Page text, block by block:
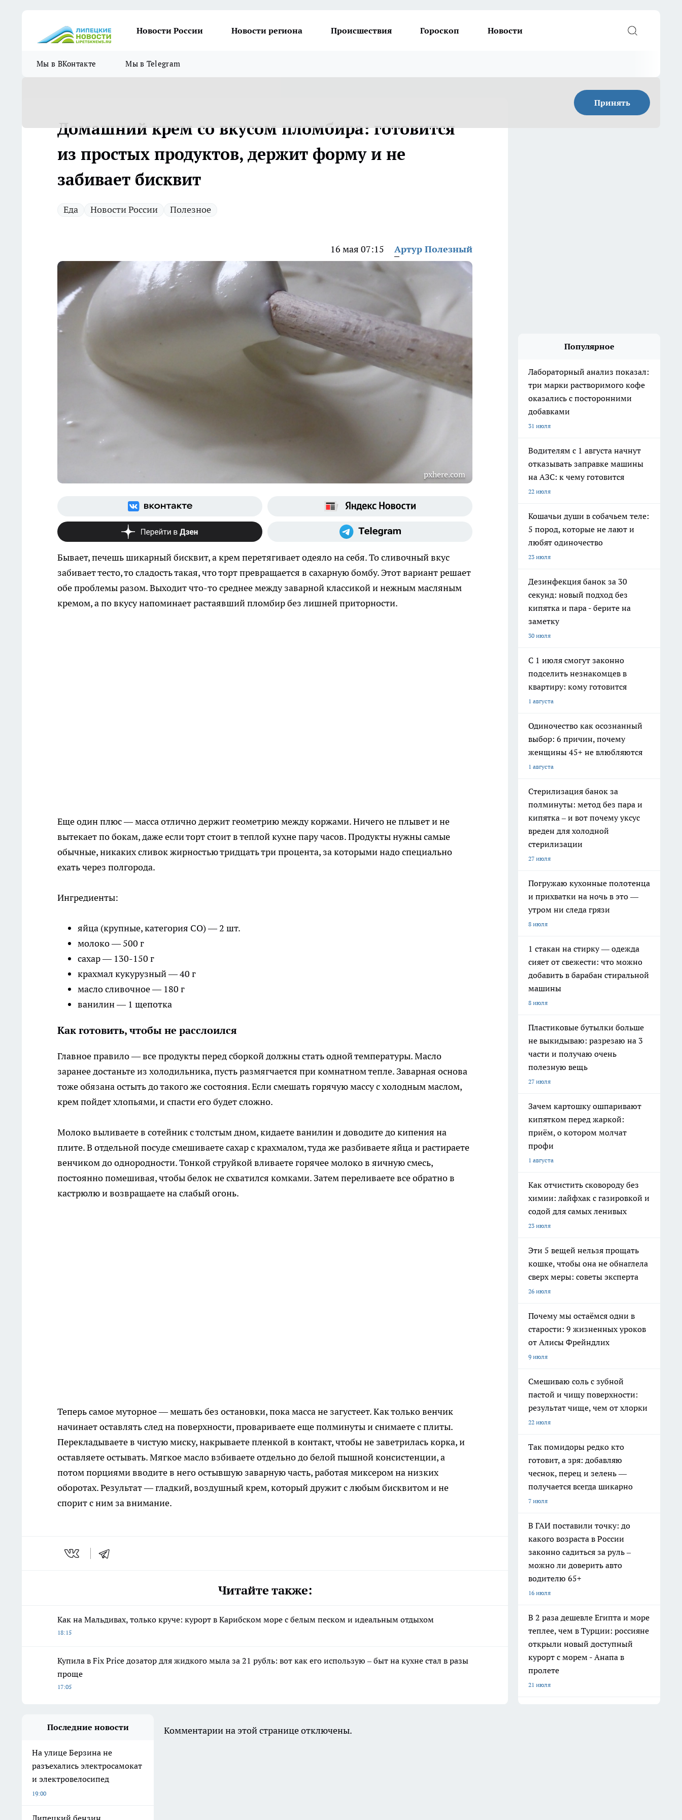
Новости России Новости региона Происшествия Гороскоп Новости
Мы в ВКонтакте Мы в Telegram
Принять
Домашний крем со вкусом пломбира: готовится
из простых продуктов, держит форму и не
забивает бисквит
Еда Новости России Полезное
16 мая 07:15 Артур Полезный
pxhere.com
Бывает, печешь шикарный бисквит, а крем перетягивает одеяло на себя. То сливочный вкус
забивает тесто, то сладость такая, что торт превращается в сахарную бомбу. Этот вариант решает
обе проблемы разом. Выходит что-то среднее между заварной классикой и нежным масляным
кремом, а по вкусу напоминает растаявший пломбир без лишней приторности.
Еще один плюс — масса отлично держит геометрию между коржами. Ничего не плывет и не
вытекает по бокам, даже если торт стоит в теплой кухне пару часов. Продукты нужны самые
обычные, никаких сливок жирностью тридцать три процента, за которыми надо специально
ехать через полгорода.
Ингредиенты:
яйца (крупные, категория СО) — 2 шт.
молоко — 500 г
сахар — 130-150 г
крахмал кукурузный — 40 г
масло сливочное — 180 г
ванилин — 1 щепотка
Как готовить, чтобы не расслоился
Главное правило — все продукты перед сборкой должны стать одной температуры. Масло
заранее достаньте из холодильника, пусть размягчается при комнатном тепле. Заварная основа
тоже обязана остыть до такого же состояния. Если смешать горячую массу с холодным маслом,
крем пойдет хлопьями, и спасти его будет сложно.
Молоко выливаете в сотейник с толстым дном, кидаете ванилин и доводите до кипения на
плите. В отдельной посуде смешиваете сахар с крахмалом, туда же разбиваете яйца и растираете
венчиком до однородности. Тонкой струйкой вливаете горячее молоко в яичную смесь,
постоянно помешивая, чтобы белок не схватился комками. Затем переливаете все обратно в
кастрюлю и возвращаете на слабый огонь.
Теперь самое муторное — мешать без остановки, пока масса не загустеет. Как только венчик
начинает оставлять след на поверхности, провариваете еще полминуты и снимаете с плиты.
Перекладываете в чистую миску, накрываете пленкой в контакт, чтобы не заветрилась корка, и
оставляете остывать. Мягкое масло взбиваете отдельно до белой пышной консистенции, а
потом порциями вводите в него остывшую заварную часть, работая миксером на низких
оборотах. Результат — гладкий, воздушный крем, который дружит с любым бисквитом и не
спорит с ним за внимание.
Читайте также:
Как на Мальдивах, только круче: курорт в Карибском море с белым песком и идеальным отдыхом
18:15
Купила в Fix Price дозатор для жидкого мыла за 21 рубль: вот как его использую – быт на кухне стал в разы
проще
17:05
Популярное
Лабораторный анализ показал:
три марки растворимого кофе
оказались с посторонними
добавками
31 июля
Водителям с 1 августа начнут
отказывать заправке машины
на АЗС: к чему готовится
22 июля
Кошачьи души в собачьем теле:
5 пород, которые не лают и
любят одиночество
23 июля
Дезинфекция банок за 30
секунд: новый подход без
кипятка и пара - берите на
заметку
30 июля
С 1 июля смогут законно
подселить незнакомцев в
квартиру: кому готовится
1 августа
Одиночество как осознанный
выбор: 6 причин, почему
женщины 45+ не влюбляются
1 августа
Стерилизация банок за
полминуты: метод без пара и
кипятка – и вот почему уксус
вреден для холодной
стерилизации
27 июля
Погружаю кухонные полотенца
и прихватки на ночь в это —
утром ни следа грязи
8 июля
1 стакан на стирку — одежда
сияет от свежести: что можно
добавить в барабан стиральной
машины
8 июля
Пластиковые бутылки больше
не выкидываю: разрезаю на 3
части и получаю очень
полезную вещь
27 июля
Зачем картошку ошпаривают
кипятком перед жаркой:
приём, о котором молчат
профи
1 августа
Как отчистить сковороду без
химии: лайфхак с газировкой и
содой для самых ленивых
23 июля
Эти 5 вещей нельзя прощать
кошке, чтобы она не обнаглела
сверх меры: советы эксперта
26 июля
Почему мы остаёмся одни в
старости: 9 жизненных уроков
от Алисы Фрейндлих
9 июля
Смешиваю соль с зубной
пастой и чищу поверхности:
результат чище, чем от хлорки
22 июля
Так помидоры редко кто
готовит, а зря: добавляю
чеснок, перец и зелень —
получается всегда шикарно
7 июля
В ГАИ поставили точку: до
какого возраста в России
законно садиться за руль –
можно ли доверить авто
водителю 65+
16 июля
В 2 раза дешевле Египта и море
теплее, чем в Турции: россияне
открыли новый доступный
курорт с морем - Анапа в
пролете
21 июля
Последние новости
На улице Берзина не
разъехались электросамокат
и электровелосипед
19:00
Комментарии на этой странице отключены.